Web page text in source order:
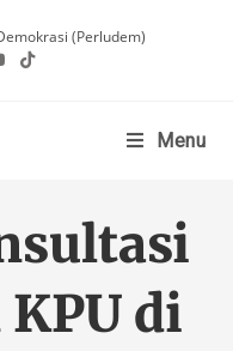
(Perludem)
Menu
di